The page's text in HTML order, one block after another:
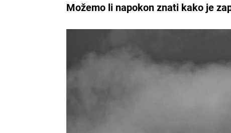
Možemo li napokon znati kako je